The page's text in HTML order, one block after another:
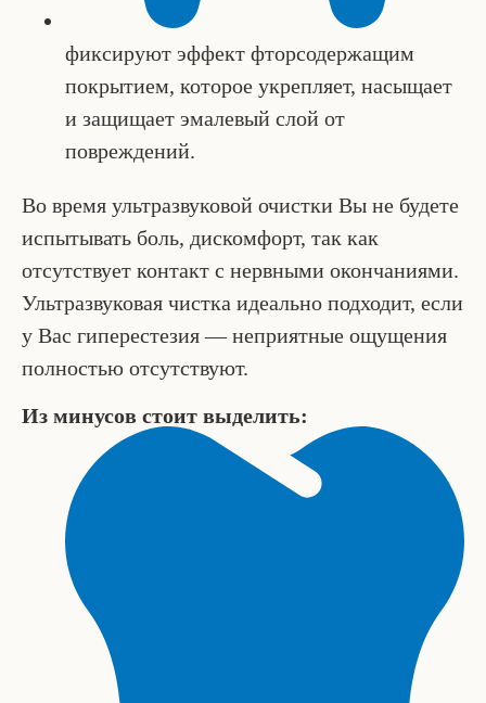
фиксируют эффект фторсодержащим
покрытием, которое укрепляет, насыщает
и защищает эмалевый слой от
повреждений.
Во время ультразвуковой очистки Вы не будете
испытывать боль, дискомфорт, так как
отсутствует контакт с нервными окончаниями.
Ультразвуковая чистка идеально подходит, если
у Вас гиперестезия — неприятные ощущения
полностью отсутствуют.
Из минусов стоит выделить: